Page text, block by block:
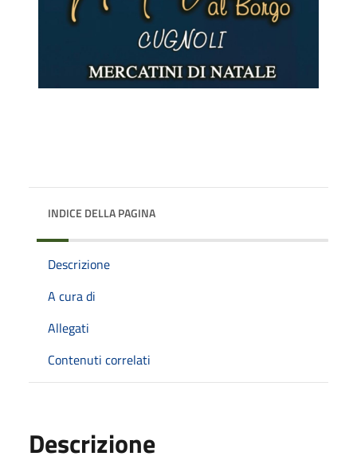
INDICE DELLA PAGINA
Descrizione
A cura di
Allegati
Contenuti correlati
Descrizione